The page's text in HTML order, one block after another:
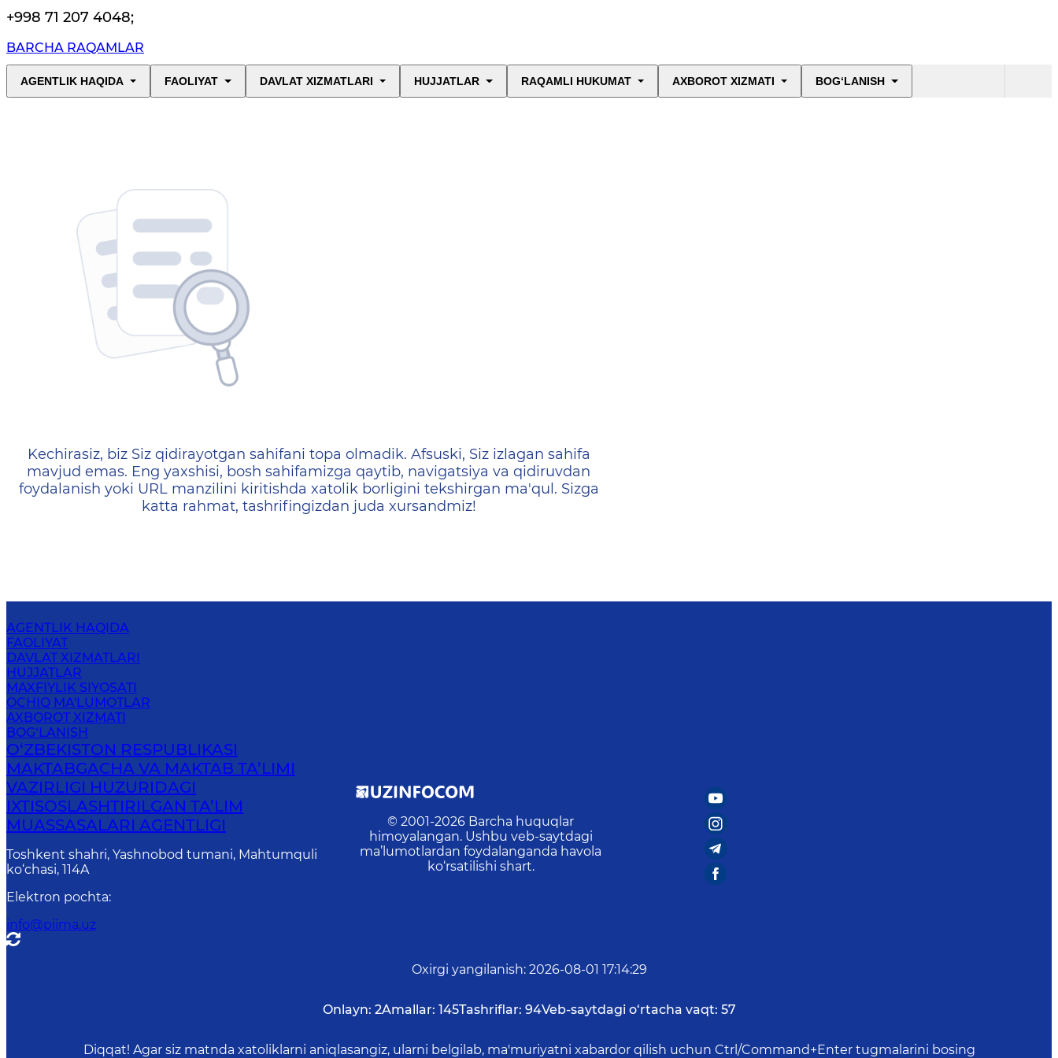
+998 71 207 4048;
BARCHA RAQAMLAR
AGENTLIK HAQIDA FAOLIYAT DAVLAT XIZMATLARI HUJJATLAR RAQAMLI HUKUMAT AXBOROT XIZMATI BOG‘LANISH
404 — Страница не найдена
Kechirasiz, biz Siz qidirayotgan sahifani topa olmadik. Afsuski, Siz izlagan sahifa
mavjud emas. Eng yaxshisi, bosh sahifamizga qaytib, navigatsiya va qidiruvdan
foydalanish yoki URL manzilini kiritishda xatolik borligini tekshirgan ma'qul. Sizga
katta rahmat, tashrifingizdan juda xursandmiz!
AGENTLIK HAQIDA
FAOLIYAT
DAVLAT XIZMATLARI
HUJJATLAR
MAXFIYLIK SIYOSATI
OCHIQ MA'LUMOTLAR
AXBOROT XIZMATI
BOG‘LANISH
O‘ZBEKISTON RESPUBLIKASI
MAKTABGACHA VA MAKTAB TA’LIMI
VAZIRLIGI HUZURIDAGI
IXTISOSLASHTIRILGAN TA’LIM
MUASSASALARI AGENTLIGI
Toshkent shahri, Yashnobod tumani, Mahtumquli
ko‘chasi, 114A
Elektron pochta:
info@piima.uz
© 2001-2026 Barcha huquqlar
himoyalangan. Ushbu veb-saytdagi
ma’lumotlardan foydalanganda havola
ko‘rsatilishi shart.
Oxirgi yangilanish: 2026-08-01 17:14:29
Onlayn: 2Amallar: 145Tashriflar: 94Veb-saytdagi o‘rtacha vaqt: 57
Diqqat! Agar siz matnda xatoliklarni aniqlasangiz, ularni belgilab, ma'muriyatni xabardor qilish uchun Ctrl/Command+Enter tugmalarini bosing